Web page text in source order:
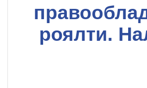
роялти.